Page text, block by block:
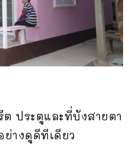
ประตูและที่บังสายตา
างดูดีทีเดียว